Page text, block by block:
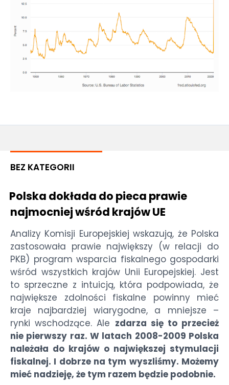
BEZ KATEGORII
Polska dokłada do pieca prawie
najmocniej wśród krajów UE
Analizy Komisji Europejskiej wskazują, że Polska
zastosowała prawie największy (w relacji do
PKB) program wsparcia fiskalnego gospodarki
wśród wszystkich krajów Unii Europejskiej. Jest
to sprzeczne z intuicją, która podpowiada, że
największe zdolności fiskalne powinny mieć
kraje najbardziej wiarygodne, a mniejsze –
rynki wschodzące. Ale zdarza się to przecież
nie pierwszy raz. W latach 2008-2009 Polska
należała do krajów o największej stymulacji
fiskalnej. I dobrze na tym wyszliśmy. Możemy
mieć nadzieję, że tym razem będzie podobnie.